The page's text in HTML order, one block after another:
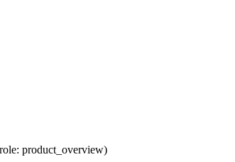
product_overview)